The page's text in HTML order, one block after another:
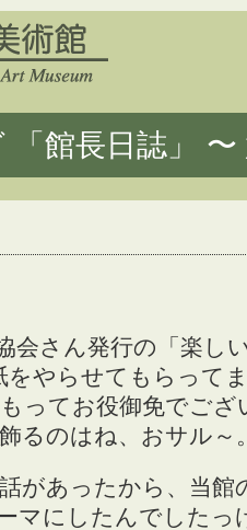
「館長日誌」
会さん発行の「楽し
をやらせてもらって
ってお役御免でござ
るのはね、おサル～
があったから、当館
ーマにしたんでした